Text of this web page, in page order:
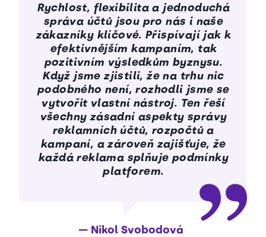
Rychlost, flexibilita a jednoduchá
správa účtů jsou pro nás i naše
zákazníky klíčové. Přispívají jak k
efektivnějším kampaním, tak
pozitivním výsledkům byznysu.
Když jsme zjistili, že na trhu nic
podobného není, rozhodli jsme se
vytvořit vlastní nástroj. Ten řeší
všechny zásadní aspekty správy
reklamních účtů, rozpočtů a
kampaní, a zároveň zajišťuje, že
každá reklama splňuje podmínky
platforem.
Nikol Svobodová